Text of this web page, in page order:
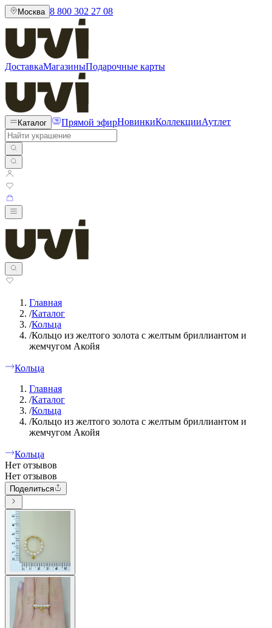
Москва 8 800 302 27 08
ДоставкаМагазиныПодарочные карты
Каталог Прямой эфирНовинкиКоллекцииАутлет
Главная
/Каталог
/Кольца
/Кольцо из желтого золота с желтым бриллиантом и
жемчугом Акойя
Кольца
Главная
/Каталог
/Кольца
/Кольцо из желтого золота с желтым бриллиантом и
жемчугом Акойя
Кольца
Нет отзывов
Нет отзывов
Поделиться